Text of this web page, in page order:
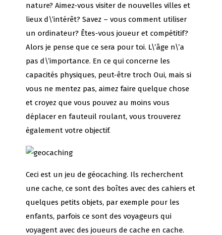
nature? Aimez-vous visiter de nouvelles villes et
lieux d\’intérêt? Savez – vous comment utiliser
un ordinateur? Êtes-vous joueur et compétitif?
Alors je pense que ce sera pour toi. L\’âge n\’a
pas d\’importance. En ce qui concerne les
capacités physiques, peut-être troch Oui, mais si
vous ne mentez pas, aimez faire quelque chose
et croyez que vous pouvez au moins vous
déplacer en fauteuil roulant, vous trouverez
également votre objectif.
Ceci est un jeu de géocaching. Ils recherchent
une cache, ce sont des boîtes avec des cahiers et
quelques petits objets, par exemple pour les
enfants, parfois ce sont des voyageurs qui
voyagent avec des joueurs de cache en cache.